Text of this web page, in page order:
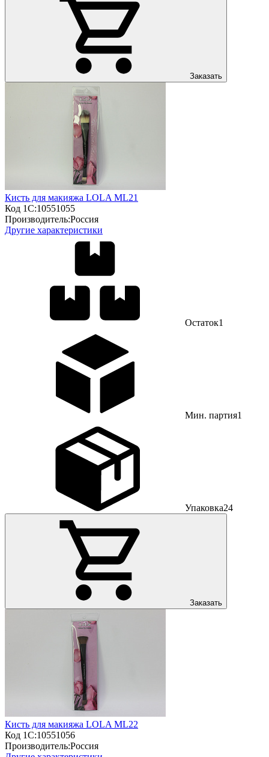
Заказать
Кисть для макияжа LOLA ML21
Код 1С:10551055
Производитель:Россия
Другие характеристики
Остаток1
Мин. партия1
Упаковка24
Заказать
Кисть для макияжа LOLA ML22
Код 1С:10551056
Производитель:Россия